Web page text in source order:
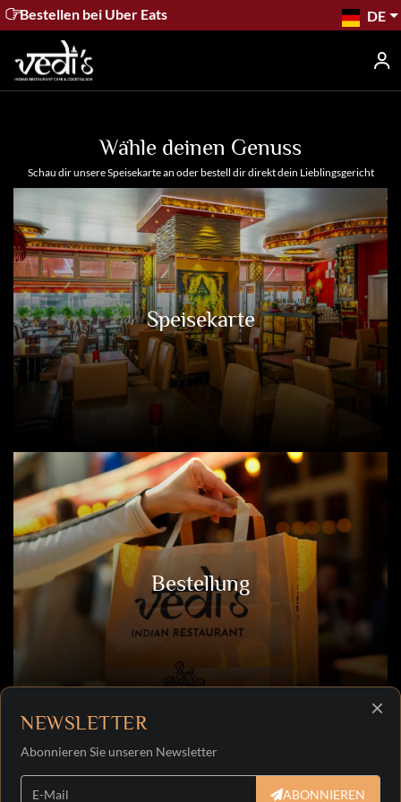
Bestellen bei Uber Eats DE
Wähle deinen Genuss
Schau dir unsere Speisekarte an oder bestell dir direkt dein Lieblingsgericht
Speisekarte
Bestellung
Startseite
Speisekarte
Kontakt
Buchung
Entdecken
Geschenkkarten
Stellenangebote
Impressum
×
NEWSLETTER
Abonnieren Sie unseren Newsletter
ABONNIEREN